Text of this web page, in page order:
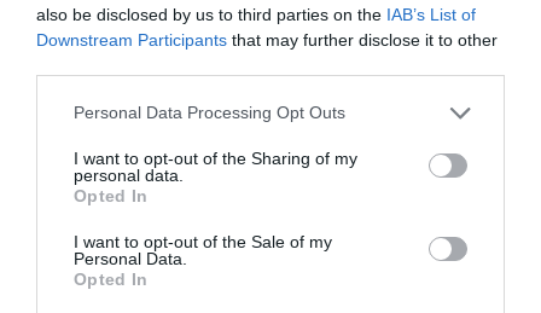
also be disclosed by us to third parties on the IAB’s List of
Downstream Participants that may further disclose it to other
Personal Data Processing Opt Outs
I want to opt-out of the Sharing of my
personal data.
Opted In
I want to opt-out of the Sale of my
Personal Data.
Opted In
Star Ovation:
Starovas Band +
Γιάννης Γιοκαρίνης
Θέατρο
Το “The Beatles
Symphonic Fantasy”
έρχεται στην
Κρατική Ορχήστρα